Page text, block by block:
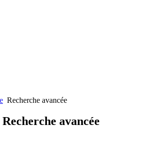
Recherche avancée
avancée